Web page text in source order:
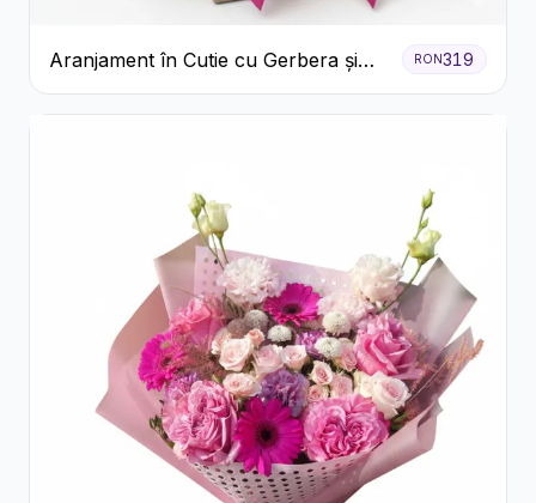
Aranjament în Cutie cu Gerbera și
Trandafiri Roz
RON319